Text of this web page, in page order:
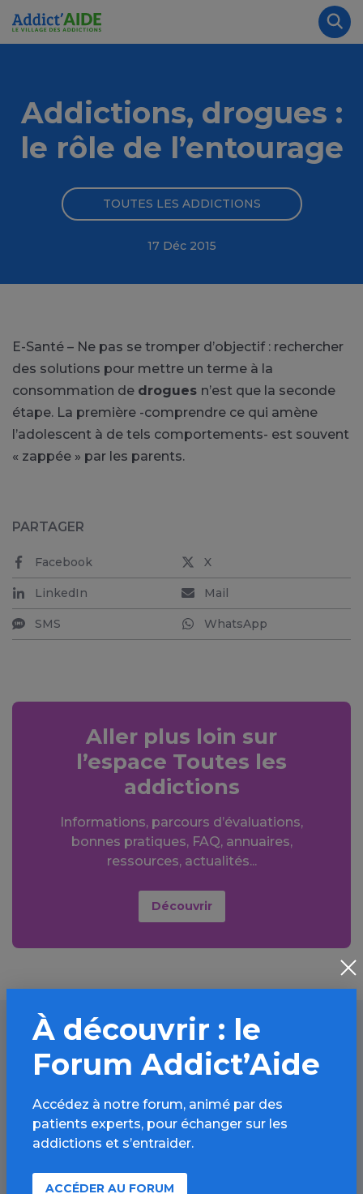
Aller au contenu principal
Addictions, drogues :
le rôle de l’entourage
TOUTES LES ADDICTIONS
17 Déc 2015
E-Santé – Ne pas se tromper d’objectif : rechercher
des solutions pour mettre un terme à la
consommation de drogues n’est que la seconde
étape. La première -comprendre ce qui amène
l’adolescent à de tels comportements- est souvent
« zappée » par les parents.
PARTAGER
Facebook X
LinkedIn Mail
SMS WhatsApp
Aller plus loin sur
l’espace Toutes les
addictions
Informations, parcours d’évaluations,
bonnes pratiques, FAQ, annuaires,
ressources, actualités...
Découvrir
À lire aussi
Toutes les addictions / Article
À découvrir : le
Forum Addict’Aide
Accédez à notre forum, animé par des
patients experts, pour échanger sur les
addictions et s’entraider.
ACCÉDER AU FORUM
Panneau de gestion des cookies